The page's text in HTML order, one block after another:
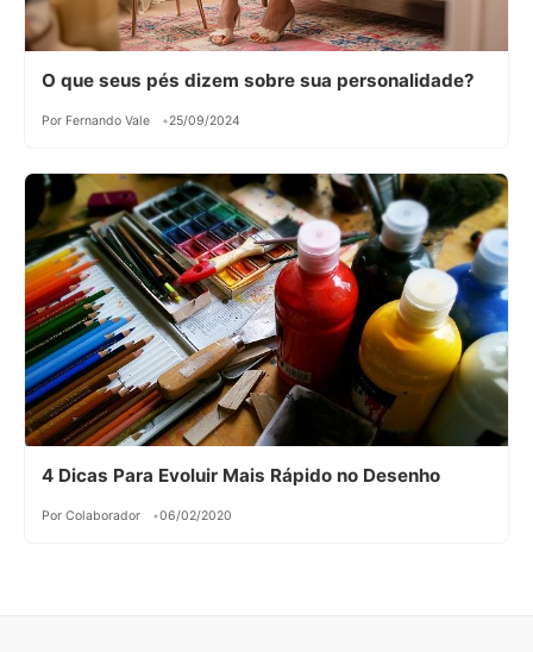
O que seus pés dizem sobre sua personalidade?
Por Fernando Vale 25/09/2024
4 Dicas Para Evoluir Mais Rápido no Desenho
Por Colaborador 06/02/2020